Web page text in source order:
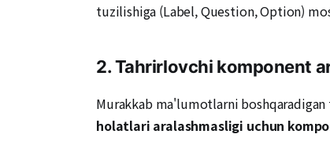
tuzilishiga (Label, Question, Option)
2. Tahrirlovchi komponent
Murakkab ma'lumotlarni
holatlari aralashmasligi uchun